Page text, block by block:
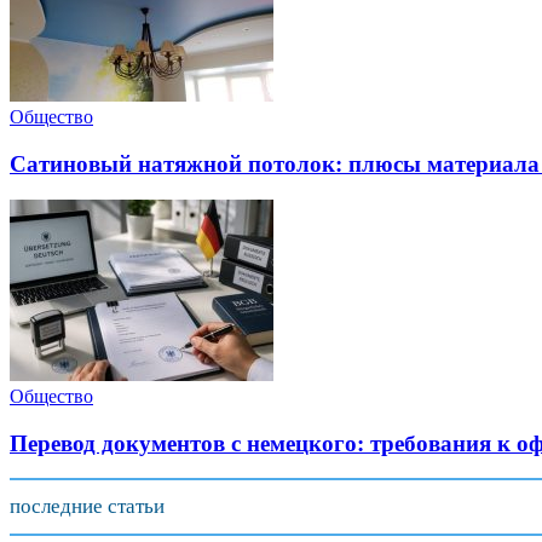
Общество
Сатиновый натяжной потолок: плюсы материала
Общество
Перевод документов с немецкого: требования к
последние статьи